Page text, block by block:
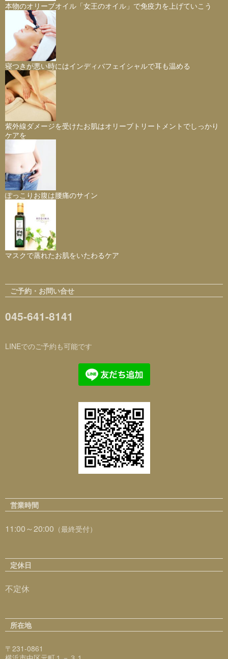
本物のオリーブオイル「女王のオイル」で免疫力を上げていこう
寝つきが悪い時にはインディバフェイシャルで耳も温める
紫外線ダメージを受けたお肌はオリーブトリートメントでしっかり
ケアを
ぽっこりお腹は腰痛のサイン
マスクで蒸れたお肌をいたわるケア
ご予約・お問い合せ
045-641-8141
LINEでのご予約も可能です
営業時間
11:00～20:00 （最終受付）
定休日
不定休
所在地
〒231-0861